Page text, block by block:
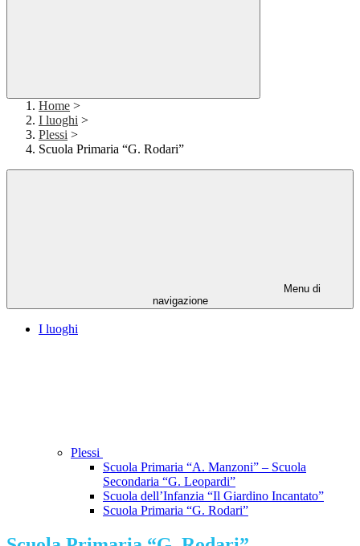
Home >
I luoghi >
Plessi >
Scuola Primaria “G. Rodari”
Menu di
navigazione
I luoghi
Plessi
Scuola Primaria “A. Manzoni” – Scuola
Secondaria “G. Leopardi”
Scuola dell’Infanzia “Il Giardino Incantato”
Scuola Primaria “G. Rodari”